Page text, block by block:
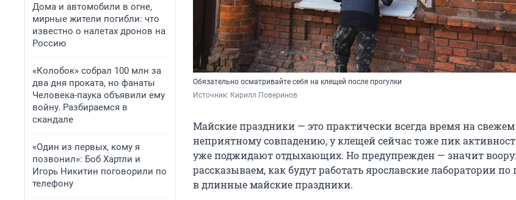
Дома и автомобили в огне,
мирные жители погибли: что
известно о налетах дронов на
Россию
«Колобок» собрал 100 млн за
два дня проката, но фанаты
Человека-паука объявили ему
войну. Разбираемся в
скандале
«Один из первых, кому я
позвонил»: Боб Хартли и
Игорь Никитин поговорили по
телефону
Обязательно осматривайте себя на клещей после прогулки
Источник: Кирилл Поверинов
Майские праздники — это практически всегда время на свежем
неприятному совпадению, у клещей сейчас тоже пик
уже поджидают отдыхающих. Но предупрежден — значит
рассказываем, как будут работать ярославские лаборатории
в длинные майские праздники.